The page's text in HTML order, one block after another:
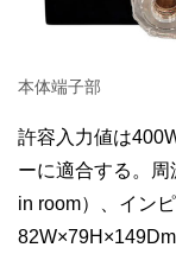
本体端子部
許容入力値は
ーに適合する。周
in room）、イン